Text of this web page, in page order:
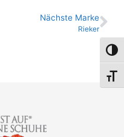
Nächste Marke
Rieker